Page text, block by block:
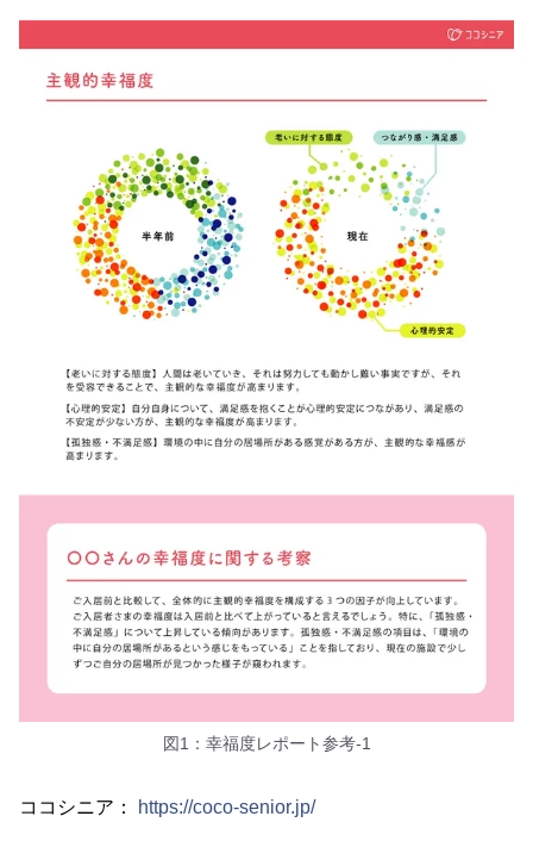
図1：幸福度レポート参考-1
ココシニア： https://coco-senior.jp/